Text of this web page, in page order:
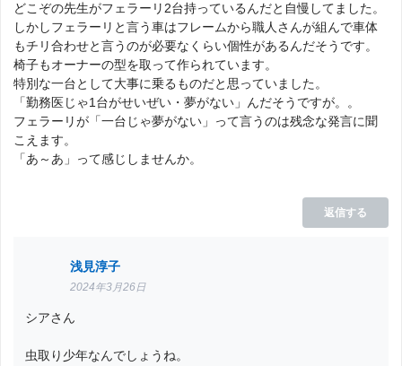
どこぞの先生がフェラーリ2台持っているんだと自慢してました。
しかしフェラーリと言う車はフレームから職人さんが組んで車体
もチリ合わせと言うのが必要なくらい個性があるんだそうです。
椅子もオーナーの型を取って作られています。
特別な一台として大事に乗るものだと思っていました。
「勤務医じゃ1台がせいぜい・夢がない」んだそうですが。。
フェラーリが「一台じゃ夢がない」って言うのは残念な発言に聞
こえます。
「あ～あ」って感じしませんか。
返信する
浅見淳子
2024年3月26日
シアさん
虫取り少年なんでしょうね。